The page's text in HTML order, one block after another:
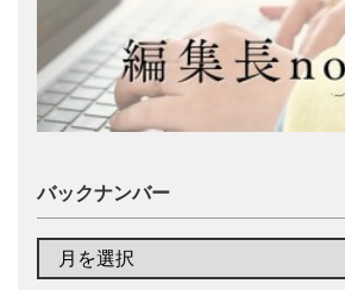
バックナンバー